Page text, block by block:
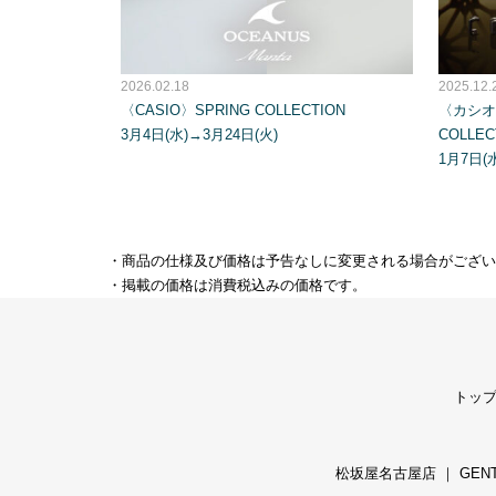
2026.02.18
〈CASIO〉SPRING COLLECTION
3月4日(水)→3月24日(火)
〈カシ
1月7日(
・商品の仕様及び価格は予告なしに変更される場合がござ
・掲載の価格は消費税込みの価格です。
トップ
松坂屋名古屋店 ｜